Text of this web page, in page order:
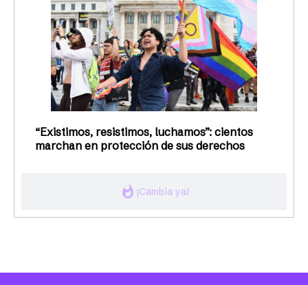
whatshot ¡Cambia ya!
“Existimos, resistimos, luchamos”: cientos
marchan en protección de sus derechos